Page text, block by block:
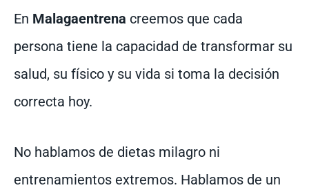
En Malagaentrena creemos que cada
persona tiene la capacidad de transformar su
salud, su físico y su vida si toma la decisión
correcta hoy.
No hablamos de dietas milagro ni
entrenamientos extremos. Hablamos de un